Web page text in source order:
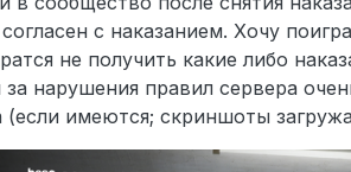
с наказанием. Хочу
не получить какие либо
нарушения правил сервера
(если имеются; скриншоты